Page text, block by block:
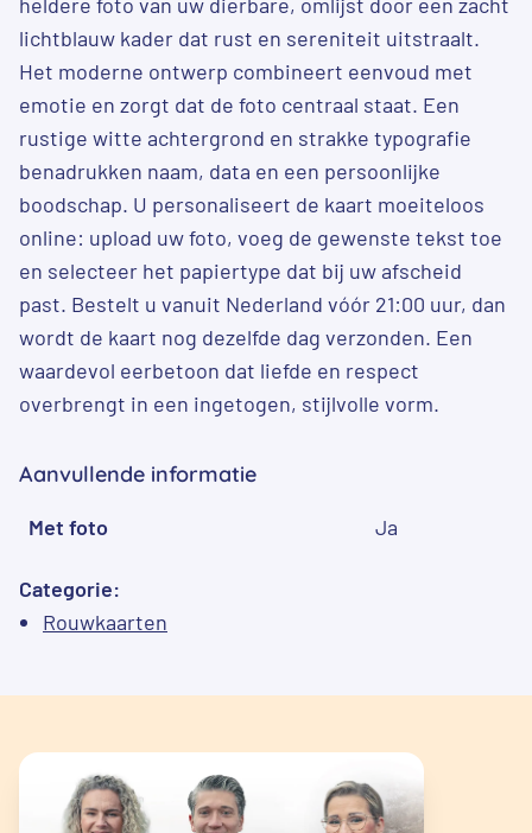
lichtblauw kader dat rust en sereniteit uitstraalt.
Het moderne ontwerp combineert eenvoud met
emotie en zorgt dat de foto centraal staat. Een
rustige witte achtergrond en strakke typografie
benadrukken naam, data en een persoonlijke
boodschap. U personaliseert de kaart moeiteloos
online: upload uw foto, voeg de gewenste tekst toe
en selecteer het papiertype dat bij uw afscheid
past. Bestelt u vanuit Nederland vóór 21:00 uur, dan
wordt de kaart nog dezelfde dag verzonden. Een
waardevol eerbetoon dat liefde en respect
overbrengt in een ingetogen, stijlvolle vorm.
Aanvullende informatie
Met foto Ja
Categorie:
Rouwkaarten